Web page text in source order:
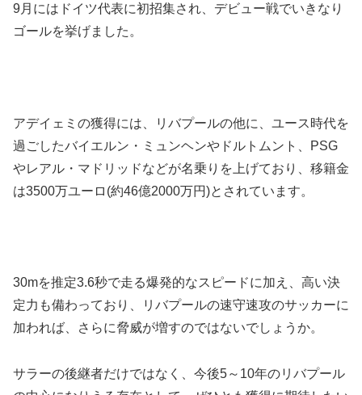
9月にはドイツ代表に初招集され、デビュー戦でいきなり
ゴールを挙げました。
アデイェミの獲得には、リバプールの他に、ユース時代を
過ごしたバイエルン・ミュンヘンやドルトムント、PSG
やレアル・マドリッドなどが名乗りを上げており、移籍金
は3500万ユーロ(約46億2000万円)とされています。
30mを推定3.6秒で走る爆発的なスピードに加え、高い決
定力も備わっており、リバプールの速守速攻のサッカーに
加われば、さらに脅威が増すのではないでしょうか。
サラーの後継者だけではなく、今後5～10年のリバプール